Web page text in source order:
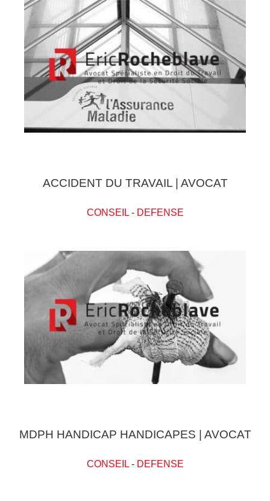
ACCIDENT DU TRAVAIL | AVOCAT
CONSEIL- DEFENSE
MDPH HANDICAP HANDICAPES | AVOCAT
CONSEIL- DEFENSE